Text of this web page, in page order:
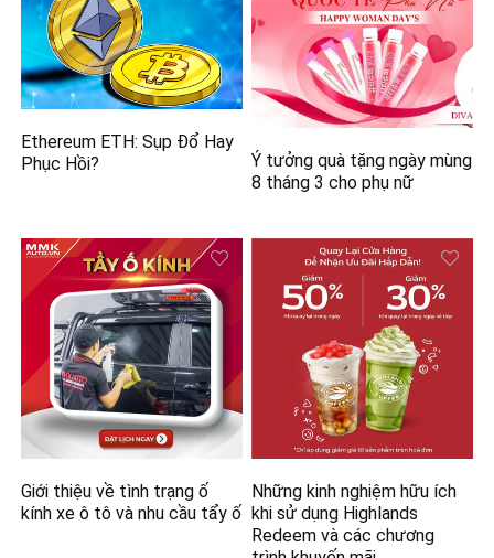
Ethereum ETH: Sụp Đổ Hay
Phục Hồi?
Ý tưởng quà tặng ngày mùng
8 tháng 3 cho phụ nữ
Giới thiệu về tình trạng ố
kính xe ô tô và nhu cầu tẩy ố
Những kinh nghiệm hữu ích
khi sử dụng Highlands
Redeem và các chương